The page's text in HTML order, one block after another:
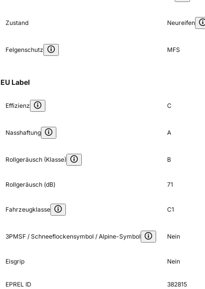
Zustand Neureifen
Felgenschutz MFS
EU Label
Effizienz C
Nasshaftung A
Rollgeräusch (Klasse) B
Rollgeräusch (dB) 71
Fahrzeugklasse C1
3PMSF / Schneeflockensymbol / Alpine-Symbol Nein
Eisgrip Nein
EPREL ID 382815